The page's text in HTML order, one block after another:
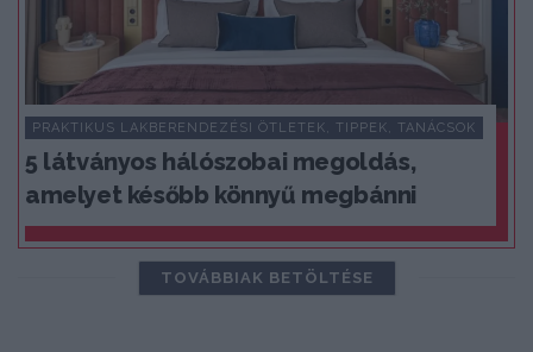
PRAKTIKUS LAKBERENDEZÉSI ÖTLETEK, TIPPEK, TANÁCSOK
5 látványos hálószobai megoldás,
amelyet később könnyű megbánni
TOVÁBBIAK BETÖLTÉSE